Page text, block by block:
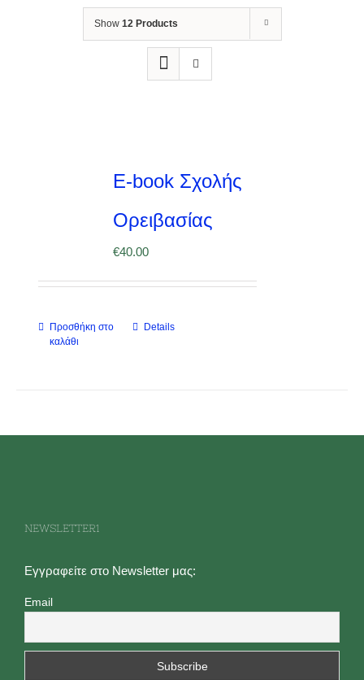
Show 12 Products
E-book Σχολής
Ορειβασίας
€40.00
Προσθήκη στο
καλάθι
Details
NEWSLETTER1
Εγγραφείτε στο Newsletter μας:
Email